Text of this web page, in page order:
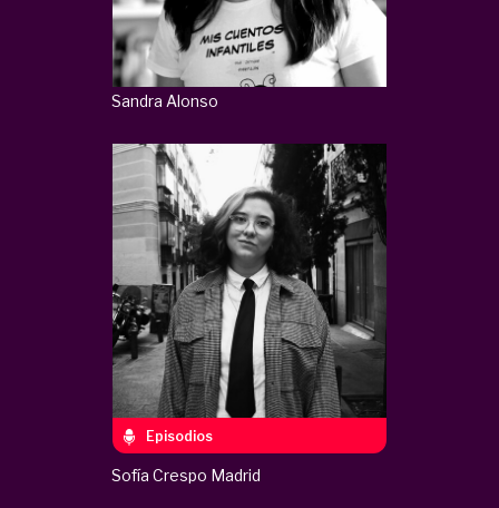
Sandra Alonso
Episodios
Sofía Crespo Madrid